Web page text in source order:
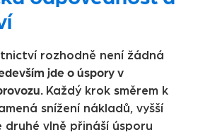
rozhodně není žádná
jde o úspory v
Každý krok směrem k
snížení nákladů, vyšší
vlně přináší úsporu